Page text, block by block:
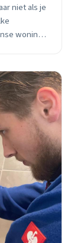
niet als je
woning,